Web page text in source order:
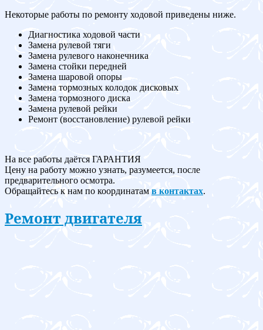
Некоторые работы по ремонту ходовой приведены ниже.
Диагностика ходовой части
Замена рулевой тяги
Замена рулевого наконечника
Замена стойки передней
Замена шаровой опоры
Замена тормозных колодок дисковых
Замена тормозного диска
Замена рулевой рейки
Ремонт (восстановление) рулевой рейки
На все работы даётся ГАРАНТИЯ
Цену на работу можно узнать, разумеется, после
предварительного осмотра.
Обращайтесь к нам по координатам в контактах.
Ремонт двигателя